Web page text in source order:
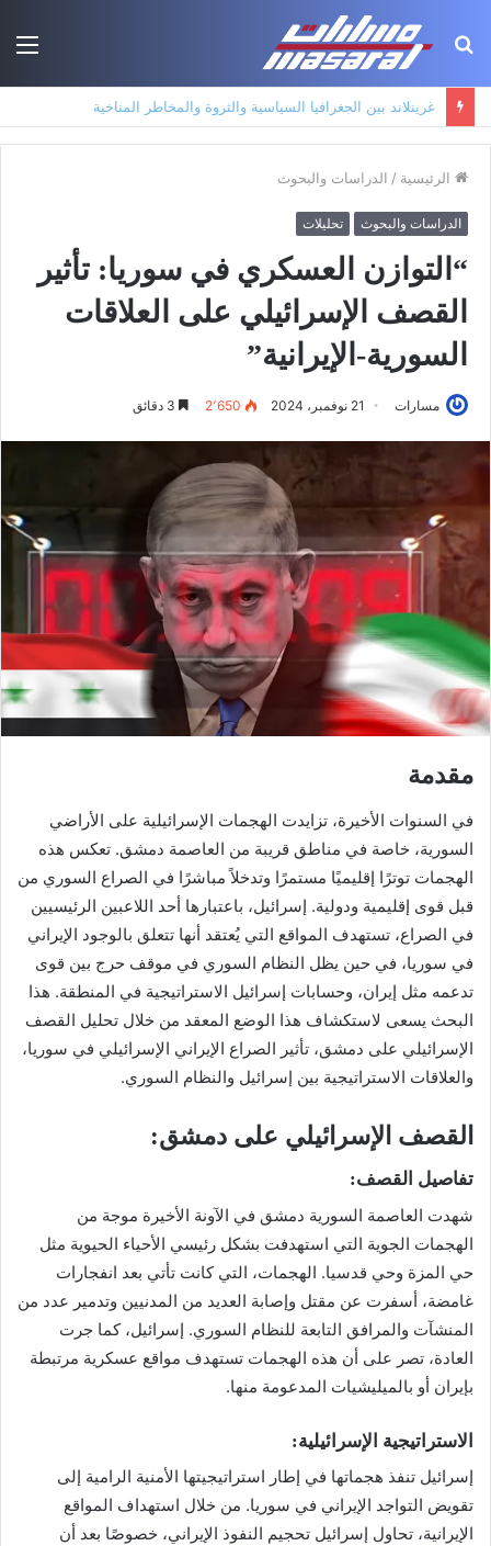
بحث
الرئيسية / الدراسات والبحوث
الدراسات والبحوث تحليلات
“التوازن العسكري في سوريا: تأثير
القصف الإسرائيلي على العلاقات
السورية-الإيرانية”
مسارات 21 نوفمبر، 2024 2٬650
مقدمة
في السنوات الأخيرة، تزايدت الهجمات الإسرائيلية على الأراضي
السورية، خاصة في مناطق قريبة من العاصمة دمشق. تعكس هذه
الهجمات توترًا إقليميًا مستمرًا وتدخلاً مباشرًا في الصراع السوري من
قبل قوى إقليمية ودولية. إسرائيل، باعتبارها أحد اللاعبين الرئيسيين
في الصراع، تستهدف المواقع التي يُعتقد أنها تتعلق بالوجود الإيراني
في سوريا، في حين يظل النظام السوري في موقف حرج بين قوى
تدعمه مثل إيران، وحسابات إسرائيل الاستراتيجية في المنطقة. هذا
البحث يسعى لاستكشاف هذا الوضع المعقد من خلال تحليل القصف
الإسرائيلي على دمشق، تأثير الصراع الإيراني الإسرائيلي في سوريا،
والعلاقات الاستراتيجية بين إسرائيل والنظام السوري.
القصف الإسرائيلي على دمشق:
تفاصيل القصف:
شهدت العاصمة السورية دمشق في الآونة الأخيرة موجة من
الهجمات الجوية التي استهدفت بشكل رئيسي الأحياء الحيوية مثل
حي المزة وحي قدسيا. الهجمات، التي كانت تأتي بعد انفجارات
غامضة، أسفرت عن مقتل وإصابة العديد من المدنيين وتدمير عدد من
المنشآت والمرافق التابعة للنظام السوري. إسرائيل، كما جرت
العادة، تصر على أن هذه الهجمات تستهدف مواقع عسكرية مرتبطة
بإيران أو بالميليشيات المدعومة منها.
الاستراتيجية الإسرائيلية:
إسرائيل تنفذ هجماتها في إطار استراتيجيتها الأمنية الرامية إلى
تقويض التواجد الإيراني في سوريا. من خلال استهداف المواقع
الإيرانية، تحاول إسرائيل تحجيم النفوذ الإيراني، خصوصًا بعد أن